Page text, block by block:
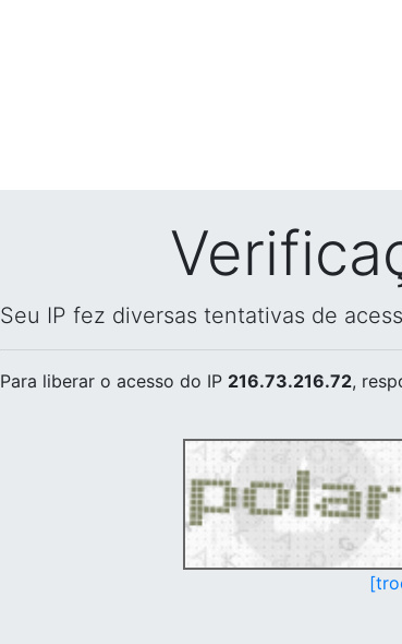
Seu IP fez diversas tentativas de
Para liberar o acesso do IP 216.73.216.72,